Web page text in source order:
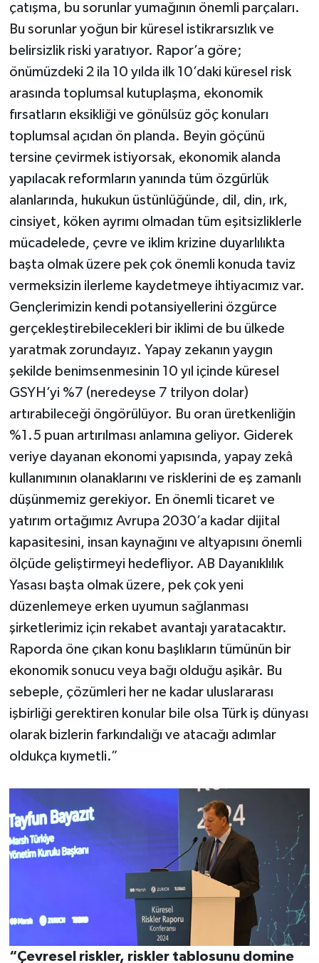
çatışma, bu sorunlar yumağının önemli parçaları.
Bu sorunlar yoğun bir küresel istikrarsızlık ve
belirsizlik riski yaratıyor. Rapor’a göre;
önümüzdeki 2 ila 10 yılda ilk 10’daki küresel risk
arasında toplumsal kutuplaşma, ekonomik
fırsatların eksikliği ve gönülsüz göç konuları
toplumsal açıdan ön planda. Beyin göçünü
tersine çevirmek istiyorsak, ekonomik alanda
yapılacak reformların yanında tüm özgürlük
alanlarında, hukukun üstünlüğünde, dil, din, ırk,
cinsiyet, köken ayrımı olmadan tüm eşitsizliklerle
mücadelede, çevre ve iklim krizine duyarlılıkta
başta olmak üzere pek çok önemli konuda taviz
vermeksizin ilerleme kaydetmeye ihtiyacımız var.
Gençlerimizin kendi potansiyellerini özgürce
gerçekleştirebilecekleri bir iklimi de bu ülkede
yaratmak zorundayız. Yapay zekanın yaygın
şekilde benimsenmesinin 10 yıl içinde küresel
GSYH’yi %7 (neredeyse 7 trilyon dolar)
artırabileceği öngörülüyor. Bu oran üretkenliğin
%1.5 puan artırılması anlamına geliyor. Giderek
veriye dayanan ekonomi yapısında, yapay zekâ
kullanımının olanaklarını ve risklerini de eş zamanlı
düşünmemiz gerekiyor. En önemli ticaret ve
yatırım ortağımız Avrupa 2030’a kadar dijital
kapasitesini, insan kaynağını ve altyapısını önemli
ölçüde geliştirmeyi hedefliyor. AB Dayanıklılık
Yasası başta olmak üzere, pek çok yeni
düzenlemeye erken uyumun sağlanması
şirketlerimiz için rekabet avantajı yaratacaktır.
Raporda öne çıkan konu başlıkların tümünün bir
ekonomik sonucu veya bağı olduğu aşikâr. Bu
sebeple, çözümleri her ne kadar uluslararası
işbirliği gerektiren konular bile olsa Türk iş dünyası
olarak bizlerin farkındalığı ve atacağı adımlar
oldukça kıymetli.”
“Çevresel riskler, riskler tablosunu domine